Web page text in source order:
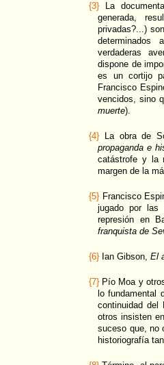
{3} La
generada,
privadas?...)
determinados
verdaderas
dispone de
es un cortijo
Francisco
vencidos, sino
muerte).
{4} La obra de
propaganda e
catástrofe y la
margen de la
{5} Francisco
jugado por
represión en
franquista de
{6} Ian Gibson, El
{7} Pío Moa y
lo fundamental
continuidad
otros insisten
suceso que, no
historiografía